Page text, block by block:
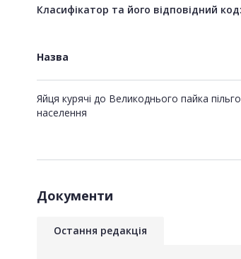
Класифікатор та його відповідний код:
Назва
Яйця курячі до Великоднього пайка
населення
Документи
Остання редакція